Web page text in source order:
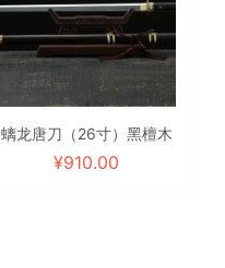
螭龙唐刀（26寸）黑檀木
¥910.00